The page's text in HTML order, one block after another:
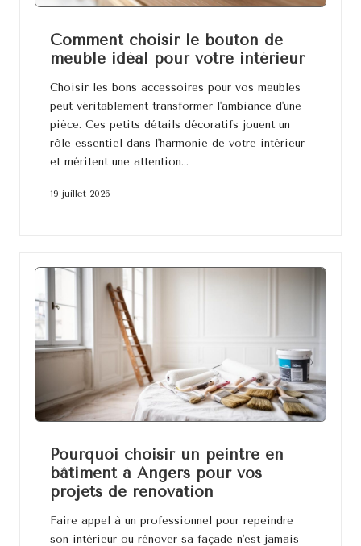
Comment choisir le bouton de
meuble idéal pour votre intérieur
Choisir les bons accessoires pour vos meubles
peut véritablement transformer l'ambiance d'une
pièce. Ces petits détails décoratifs jouent un
rôle essentiel dans l'harmonie de votre intérieur
et méritent une attention…
19 juillet 2026
Pourquoi choisir un peintre en
bâtiment à Angers pour vos
projets de rénovation
Faire appel à un professionnel pour repeindre
son intérieur ou rénover sa façade n'est jamais